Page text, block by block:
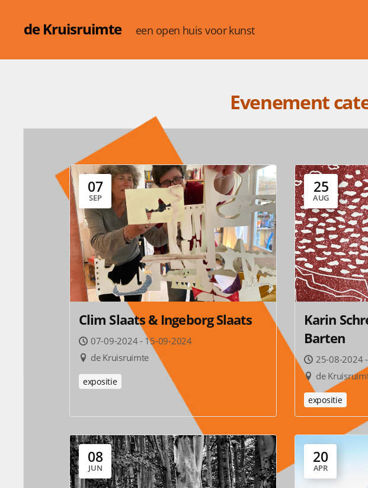
de Kruisruimte een open huis voor kunst
Evenement
07
SEP
Clim Slaats & Ingeborg Slaats
07-09-2024 - 15-09-2024
de Kruisruimte
expositie
25
AUG
Karin
Barten
25-08-2024
de
expositie
08
JUN
20
APR